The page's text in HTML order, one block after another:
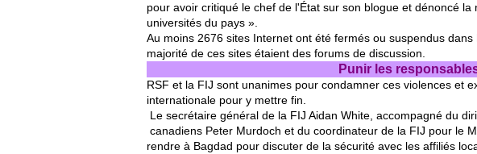
pour avoir critiqué le chef de l'État sur son blogue et dénoncé la
universités du pays ».
Au moins 2676 sites Internet ont été fermés ou suspendus
majorité de ces sites étaient des forums de discussion.
Punir les
RSF et la FIJ sont unanimes pour condamner ces violences et
internationale pour y mettre fin.
Le secrétaire général de la FIJ Aidan White, accompagné du
canadiens Peter Murdoch et du coordinateur de la FIJ pour le
rendre à Bagdad pour discuter de la sécurité avec les affiliés